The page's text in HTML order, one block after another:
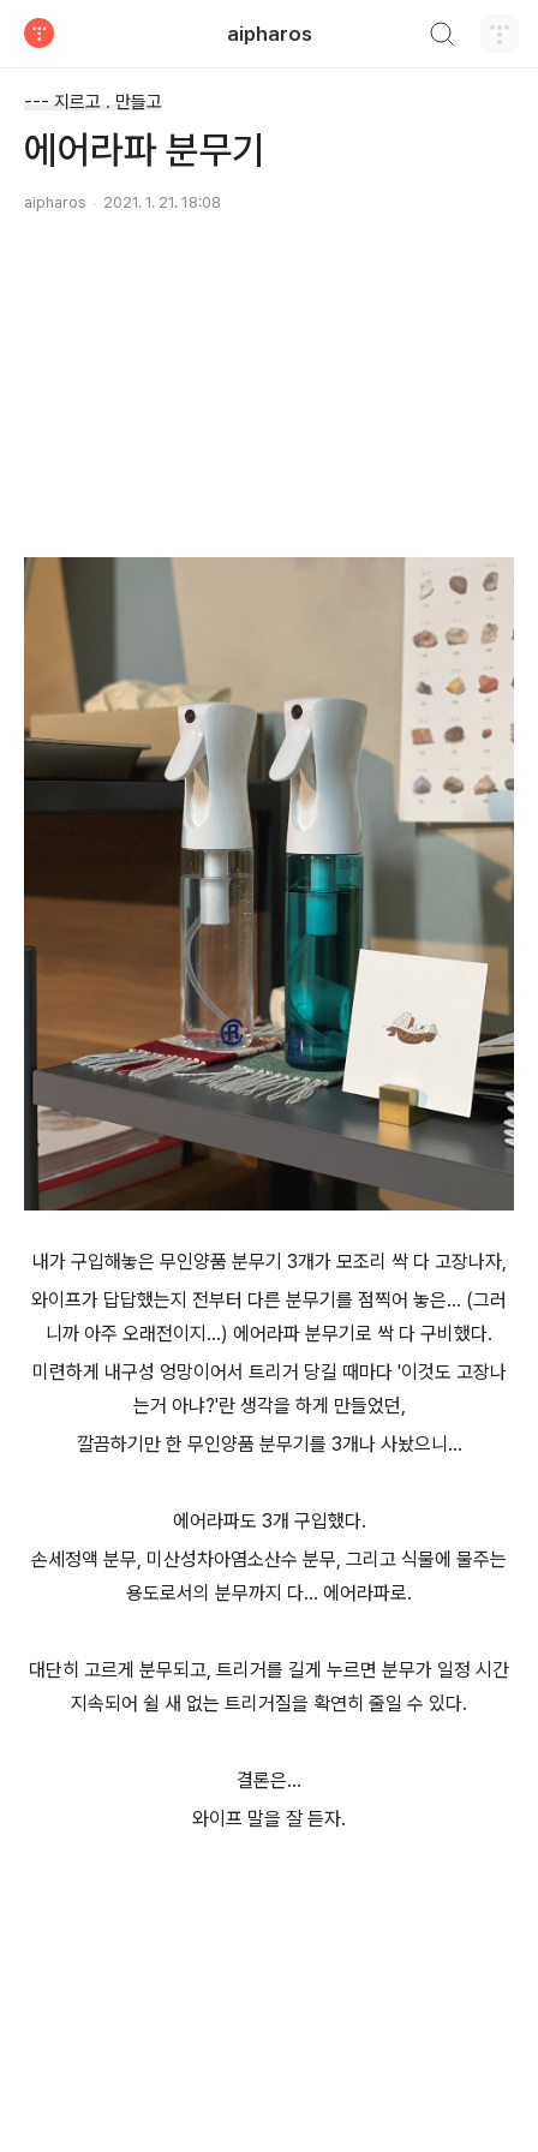
aipharos
--- 지르고 . 만들고
에어라파 분무기
aipharos 2021. 1. 21. 18:08
내가 구입해놓은 무인양품 분무기 3개가 모조리 싹 다 고장나자,
와이프가 답답했는지 전부터 다른 분무기를 점찍어 놓은... (그러
니까 아주 오래전이지...) 에어라파 분무기로 싹 다 구비했다.
미련하게 내구성 엉망이어서 트리거 당길 때마다 '이것도 고장나
는거 아냐?'란 생각을 하게 만들었던,
깔끔하기만 한 무인양품 분무기를 3개나 사놨으니...
에어라파도 3개 구입했다.
손세정액 분무, 미산성차아염소산수 분무, 그리고 식물에 물주는
용도로서의 분무까지 다... 에어라파로.
대단히 고르게 분무되고, 트리거를 길게 누르면 분무가 일정 시간
지속되어 쉴 새 없는 트리거질을 확연히 줄일 수 있다.
결론은...
와이프 말을 잘 듣자.